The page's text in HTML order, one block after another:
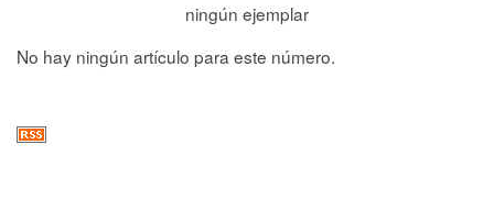
ningún ejemplar
No hay ningún artículo para este número.